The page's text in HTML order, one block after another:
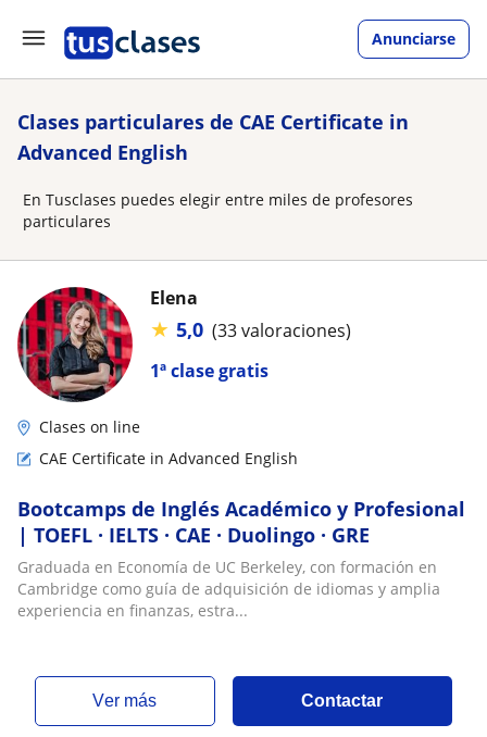
Anunciarse
Clases particulares de CAE Certificate in
Advanced English
En Tusclases puedes elegir entre miles de profesores
particulares
1ª clase gratis
Elena
★ 5,0 (33 valoraciones)
Clases on line
CAE Certificate in Advanced English
Bootcamps de Inglés Académico y Profesional
| TOEFL · IELTS · CAE · Duolingo · GRE
Graduada en Economía de UC Berkeley, con formación en
Cambridge como guía de adquisición de idiomas y amplia
experiencia en finanzas, estra...
ver más Contactar